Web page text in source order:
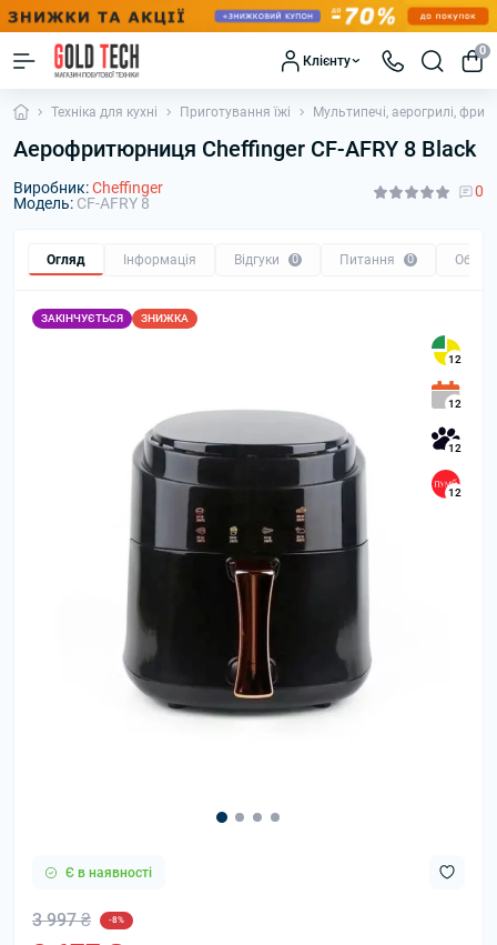
Клієнту
0
Техніка для кухні Приготування їжі Мультипечі, аерогрилі,
Аерофритюрниця Cheffinger CF-AFRY 8 Black
Виробник:Cheffinger
Модель: CF-AFRY 8
0
Огляд Інформація Відгуки 0 Питання 0 Обмін
ЗАКІНЧУЄТЬСЯ ЗНИЖКА
12
12
12
12
Є в наявності
3 997 ₴ -8%